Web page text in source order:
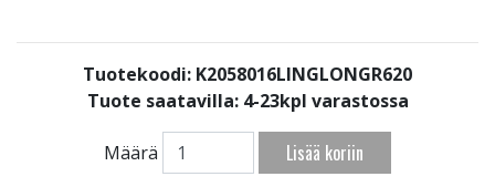
Tuotekoodi: K2058016LINGLONGR620
Tuote saatavilla: 4-23kpl varastossa
Määrä Lisää koriin